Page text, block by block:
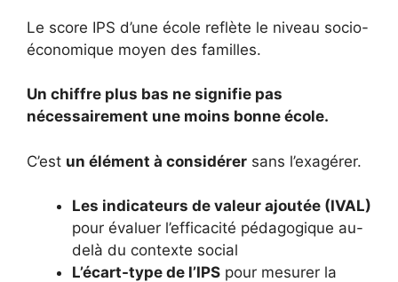
Le score IPS d’une école reflète le niveau socio-
économique moyen des familles.
Un chiffre plus bas ne signifie pas
nécessairement une moins bonne école.
C’est un élément à considérer sans l’exagérer.
Les indicateurs de valeur ajoutée (IVAL)
pour évaluer l’efficacité pédagogique au-
delà du contexte social
L’écart-type de l’IPS pour mesurer la